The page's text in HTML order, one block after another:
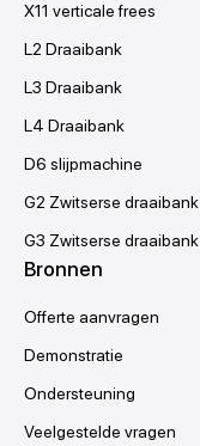
X11 verticale frees
L2 Draaibank
L3 Draaibank
L4 Draaibank
D6 slijpmachine
G2 Zwitserse draaibank
G3 Zwitserse draaibank
Bronnen
Offerte aanvragen
Demonstratie
Ondersteuning
Veelgestelde vragen